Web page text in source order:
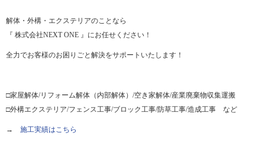
解体・外構・エクステリアのことなら
『 株式会社NEXT ONE 』にお任せください！
全力でお客様のお困りごと解決をサポートいたします！
□家屋解体/リフォーム解体（内部解体）/空き家解体/産業廃棄物収集運搬
□外構エクステリア/フェンス工事/ブロック工事/防草工事/造成工事 など
→ 施工実績はこちら